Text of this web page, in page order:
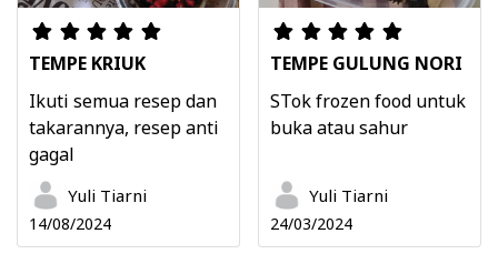
TEMPE KRIUK
Ikuti semua resep dan
takarannya, resep anti
gagal
Yuli Tiarni
14/08/2024
TEMPE GULUNG NORI
STok frozen food untuk
buka atau sahur
Yuli Tiarni
24/03/2024